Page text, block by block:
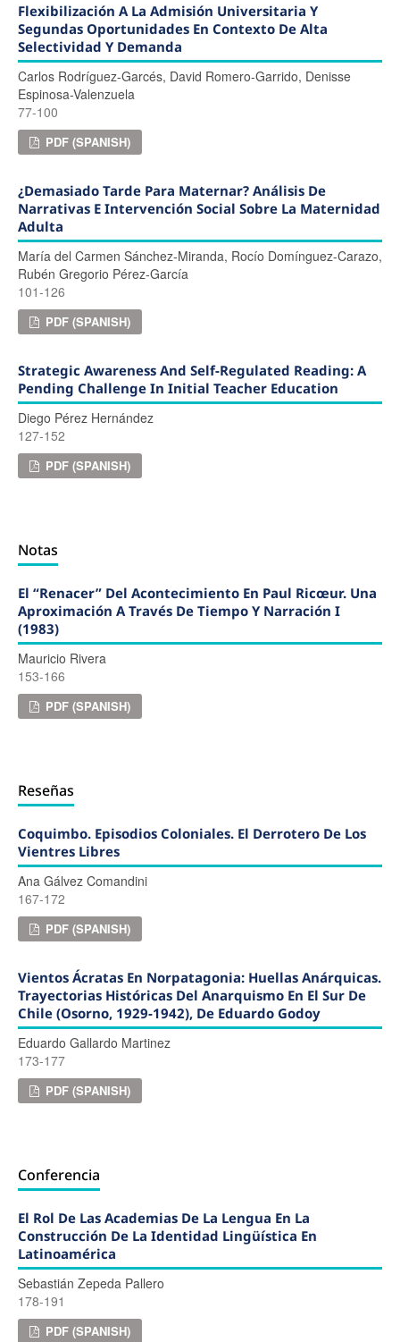
Flexibilización A La Admisión Universitaria Y
Segundas Oportunidades En Contexto De Alta
Selectividad Y Demanda
Carlos Rodríguez-Garcés, David Romero-Garrido, Denisse
Espinosa-Valenzuela
77-100
PDF (SPANISH)
¿Demasiado Tarde Para Maternar? Análisis De
Narrativas E Intervención Social Sobre La Maternidad
Adulta
María del Carmen Sánchez-Miranda, Rocío Domínguez-Carazo,
Rubén Gregorio Pérez-García
101-126
PDF (SPANISH)
Strategic Awareness And Self-Regulated Reading: A
Pending Challenge In Initial Teacher Education
Diego Pérez Hernández
127-152
PDF (SPANISH)
Notas
El “renacer” Del Acontecimiento En Paul Ricœur. Una
Aproximación A Través De Tiempo Y Narración I
(1983)
Mauricio Rivera
153-166
PDF (SPANISH)
Reseñas
Coquimbo. Episodios Coloniales. El Derrotero De Los
Vientres Libres
Ana Gálvez Comandini
167-172
PDF (SPANISH)
Vientos Ácratas En Norpatagonia: Huellas Anárquicas.
Trayectorias Históricas Del Anarquismo En El Sur De
Chile (Osorno, 1929-1942), De Eduardo Godoy
Eduardo Gallardo Martinez
173-177
PDF (SPANISH)
Conferencia
El Rol De Las Academias De La Lengua En La
Construcción De La Identidad Lingüística En
Latinoamérica
Sebastián Zepeda Pallero
178-191
PDF (SPANISH)